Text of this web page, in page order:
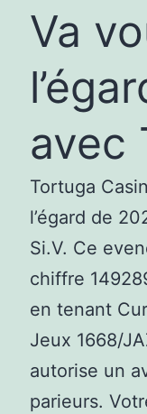
Va
avec
Tortuga
l’égard de
Si.V. Ce
chiffre
en tenant
Jeux 1668/
autorise un
parieurs.